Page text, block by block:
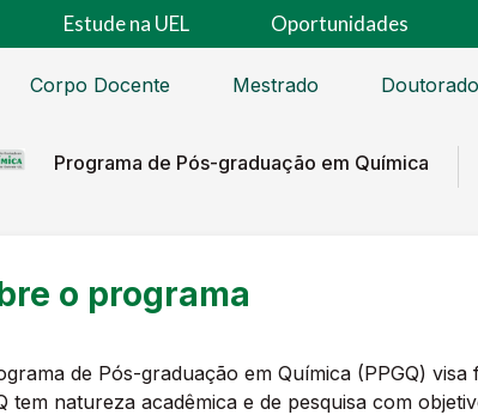
Estude na UEL Oportunidades
Corpo Docente Mestrado Doutorado
Programa de Pós-graduação em Química
o programa
de Pós-graduação em Química (PPGQ)
tem natureza acadêmica e de pesquisa com